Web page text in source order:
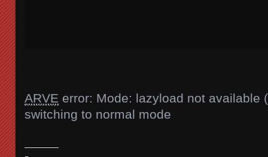
ARVE error: Mode: lazyload not available
switching to normal mode